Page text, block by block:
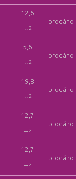
12,6
m2
prodáno
5,6
m2
prodáno
19,8
m2
prodáno
12,7
m2
prodáno
12,7
m2
prodáno